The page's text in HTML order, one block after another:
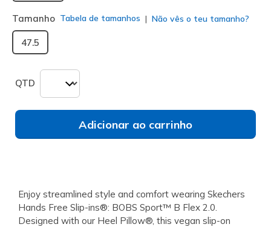
Tamanho Tabela de tamanhos Não vês o teu tamanho?
47.5
QTD
Adicionar ao carrinho
Enjoy streamlined style and comfort wearing Skechers
Hands Free Slip-ins®: BOBS Sport™ B Flex 2.0.
Designed with our Heel Pillow®, this vegan slip-on